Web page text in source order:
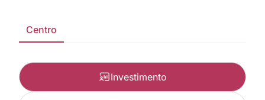
Centro
Investimento